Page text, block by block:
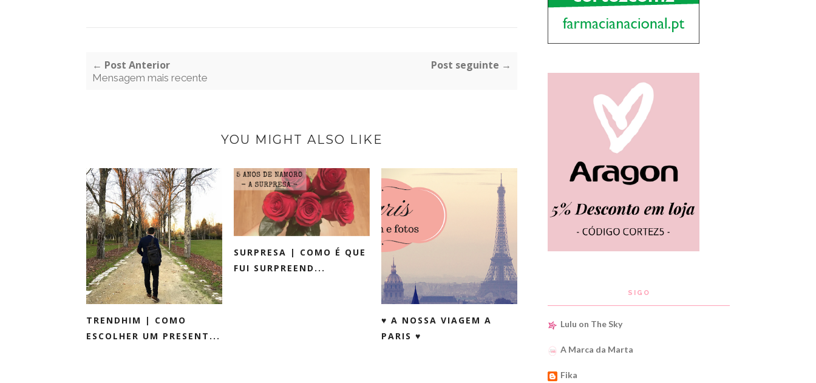
← Post Anterior
Mensagem mais recente
Post seguinte →
YOU MIGHT ALSO LIKE
TRENDHIM | COMO
ESCOLHER UM PRESENT...
SURPRESA | COMO É QUE
FUI SURPREEND...
♥ A NOSSA VIAGEM A
PARIS ♥
SIGO
Lulu on The Sky
A Marca da Marta
Fika